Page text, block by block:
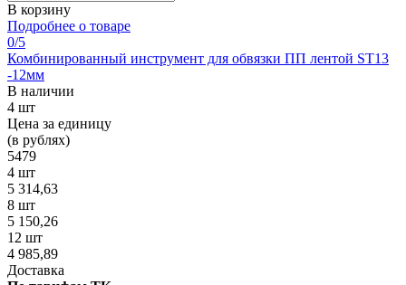
В корзину
Подробнее о товаре
0/5
Комбинированный инструмент для обвязки ПП лентой ST13
-12мм
В наличии
4 шт
Цена за единицу
(в рублях)
5479
4 шт
5 314,63
8 шт
5 150,26
12 шт
4 985,89
Доставка